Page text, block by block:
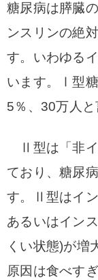
糖尿病は膵臓
ンスリンの絶
す。いわゆる
います。Ⅰ型
5％、30万人と
Ⅱ型は「非イ
ており、糖尿
す。Ⅱ型はイン
あるいはイン
くい状態)が増
原因は食べす